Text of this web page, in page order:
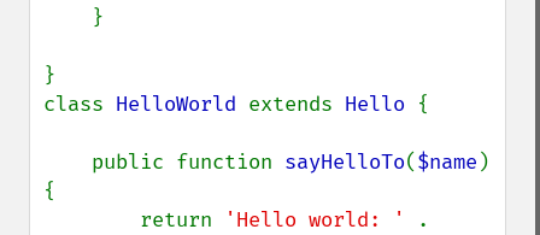
}
class HelloWorld extends Hello {
    public function
sayHelloTo($name )
{
        return
'Hello world: '